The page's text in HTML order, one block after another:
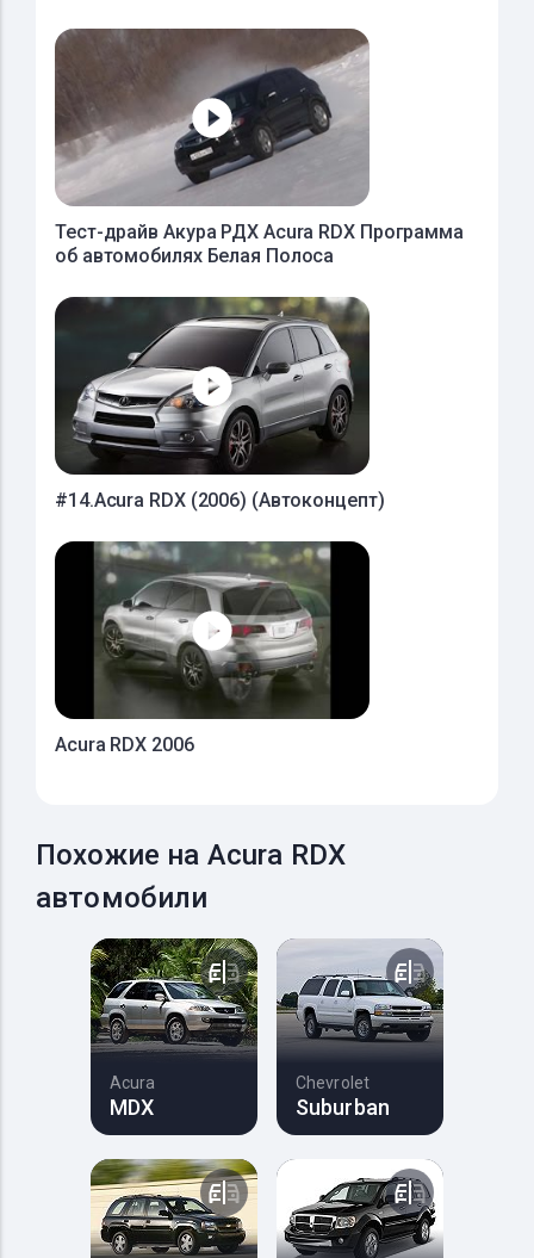
Тест-драйв Акура РДХ Acura RDX Программа
об автомобилях Белая Полоса
#14.Acura RDX (2006) (Автоконцепт)
Acura RDX 2006
Похожие на Acura RDX
автомобили
Acura
MDX
Chevrolet
Suburban